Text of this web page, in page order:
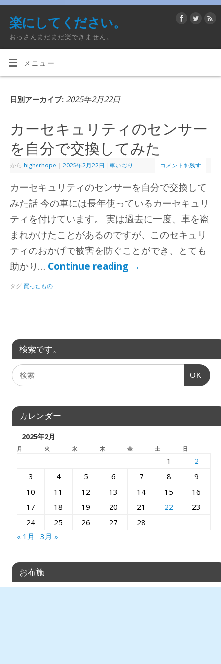
楽にしてください。
おっさんまだまだ楽できません。
メニュー
日別アーカイブ: 2025年2月22日
カーセキュリティのセンサー
を自分で交換してみた
から higherhope | 2025年2月22日 |車いぢり コメントを残す
カーセキュリティのセンサーを自分で交換して
みた話 今の車には長年使っているカーセキュリ
ティを付けています。 実は過去に一度、車を盗
まれかけたことがあるのですが、このセキュリ
ティのおかげで被害を防ぐことができ、とても
助かり… Continue reading →
タグ 買ったもの
検索です。
OK
カレンダー
2025年2月
月 火 水 木 金 土 日
1
2
3
4 5 6 7 8
9
10
11 12 13 14 15
16
17
18 19 20 21 22
23
24
25 26 27
28
« 1月
3月 »
お布施